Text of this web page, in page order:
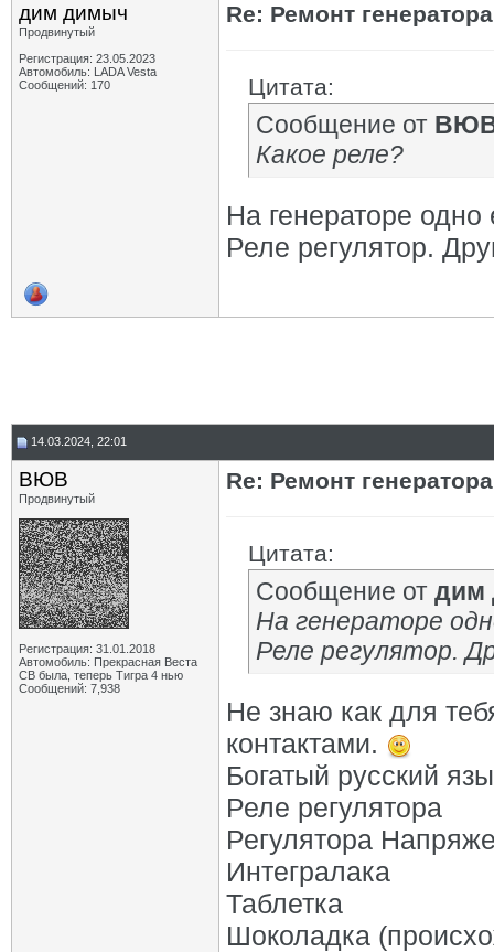
дим димыч
Продвинутый
Регистрация: 23.05.2023
Автомобиль: LADA Vesta
Сообщений: 170
Re: Ремонт
Цитата:
Сообщение от
Какое реле?
На генераторе
Реле регулятор.
14.03.2024, 22:01
ВЮВ
Продвинутый
Регистрация: 31.01.2018
Автомобиль: Прекрасная Веста
СВ была, теперь Тигра 4 нью
Сообщений: 7,938
Re: Ремонт
Цитата:
Сообщение от дим
На генераторе
Реле регулятор.
Не знаю как для
контактами.
Богатый русский
Реле регулятора
Регулятора
Интегралака
Таблетка
Шоколадка